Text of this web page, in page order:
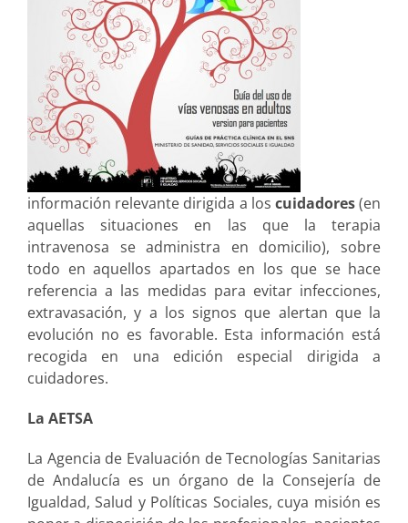
información relevante dirigida a los cuidadores(en
aquellas situaciones en las que la terapia
intravenosa se administra en domicilio), sobre
todo en aquellos apartados en los que se hace
referencia a las medidas para evitar infecciones,
extravasación, y a los signos que alertan que la
evolución no es favorable. Esta información está
recogida en una edición especial dirigida a
cuidadores.
La AETSA
La Agencia de Evaluación de Tecnologías Sanitarias
de Andalucía es un órgano de la Consejería de
Igualdad, Salud y Políticas Sociales, cuya misión es